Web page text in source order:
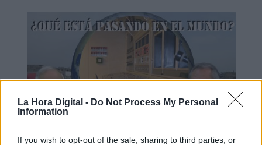
La Hora Digital - Do Not Process My Personal
Information
If you wish to opt-out of the sale, sharing to third parties, or